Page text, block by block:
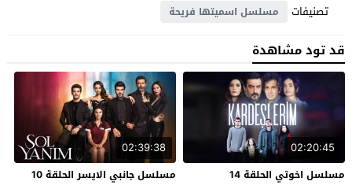
تصنيفات مسلسل اسميتها فريحة
قد تود مشاهدة
02:20:45
مسلسل اخوتي الحلقة 14
02:39:38
مسلسل جانبي الايسر الحلقة 10